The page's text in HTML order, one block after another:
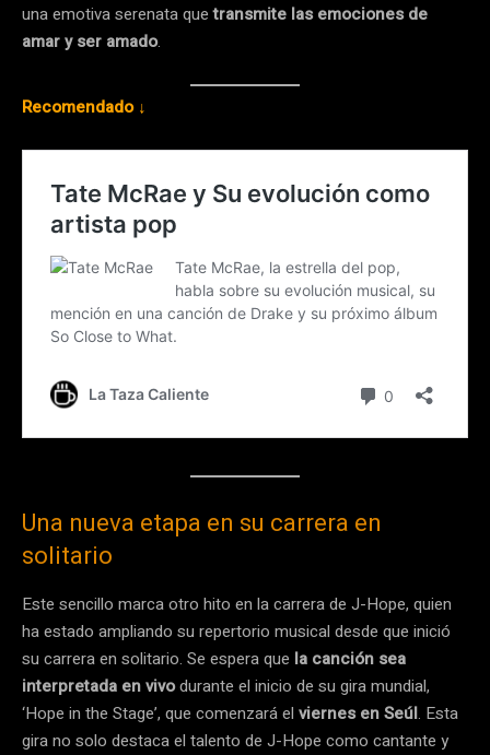
una emotiva serenata quetransmite las emociones de
amar y ser amado.
Recomendado ↓
Una nueva etapa en su carrera en
solitario
Este sencillo marca otro hito en la carrera de J-Hope, quien
ha estado ampliando su repertorio musical desde que inició
su carrera en solitario. Se espera que la canción sea
interpretada en vivodurante el inicio de su gira mundial,
‘Hope in the Stage’, que comenzará el viernes en Seúl. Esta
gira no solo destaca el talento de J-Hope como cantante y